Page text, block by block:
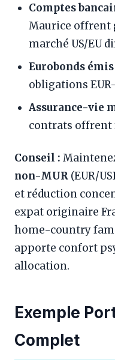
Comptes
Maurice offrent
marché US/EU
Eurobonds
obligations
Assurance-vie
contrats offrent
Conseil :
non-MUR (EUR/
et réduction
expat originaire
home-country
apporte confort
allocation.
Exemple
Complet